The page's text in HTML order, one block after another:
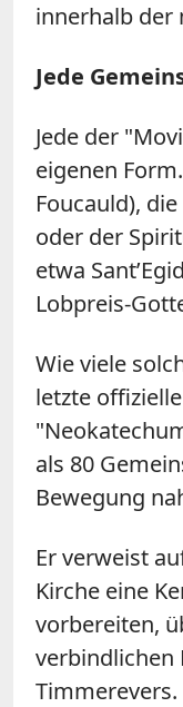
innerhalb der
Jede
Jede der
eigenen
Foucauld),
oder der
etwa
Lobpreis-
Wie viele
letzte
als 80
Bewegung
Er verweist
Kirche eine
vorbereiten,
verbindlichen
Timmerevers.